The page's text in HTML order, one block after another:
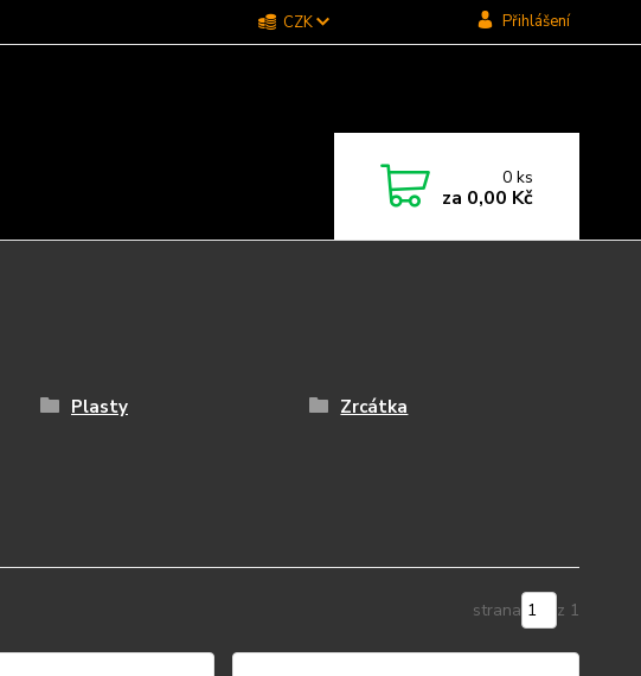
CZK Přihlášení
0ks
za 0,00 Kč
Plasty
Zrcátka
strana z 1